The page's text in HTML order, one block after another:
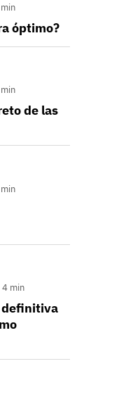
óptimo?
de las
4 min
definitiva